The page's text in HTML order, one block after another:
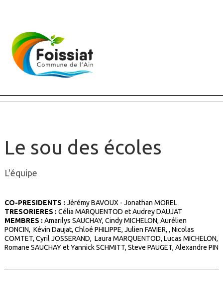
Le sou des écoles
L'équipe
CO-PRESIDENTS : Jérémy BAVOUX - Jonathan MOREL
TRESORIERES : Célia MARQUENTOD et Audrey DAUJAT
MEMBRES : Amarilys SAUCHAY, Cindy MICHELON, Aurélien
PONCIN, Kévin Daujat, Chloé PHILIPPE, Julien FAVIER, , Nicolas
COMTET, Cyril JOSSERAND, Laura MARQUENTOD, Lucas MICHELON,
Romane SAUCHAY et Yannick SCHMITT, Steve PAUGET, Alexandre PIN